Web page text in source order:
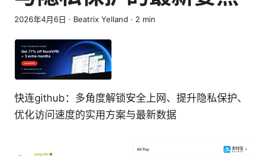
2026年4月6日 · Beatrix Yelland · 2 min
快连github：多角度解锁安全上网、提升隐私保护、
优化访问速度的实用方案与最新数据